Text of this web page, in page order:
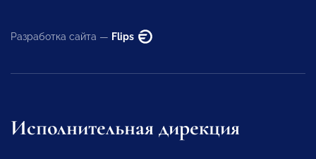
Разработка сайта — Flips
Исполнительная дирекция